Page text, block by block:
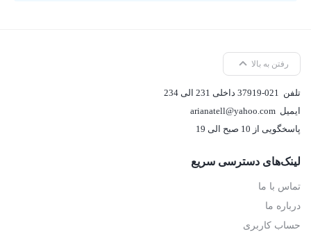
رفتن به بالا
تلفن 37919-021 داخلی 231 الی 234
ایمیل arianatell@yahoo.com
پاسخگویی از 10 صبح الی 19
لینک‌های دسترسی سریع
تماس با ما
درباره ما
حساب کاربری